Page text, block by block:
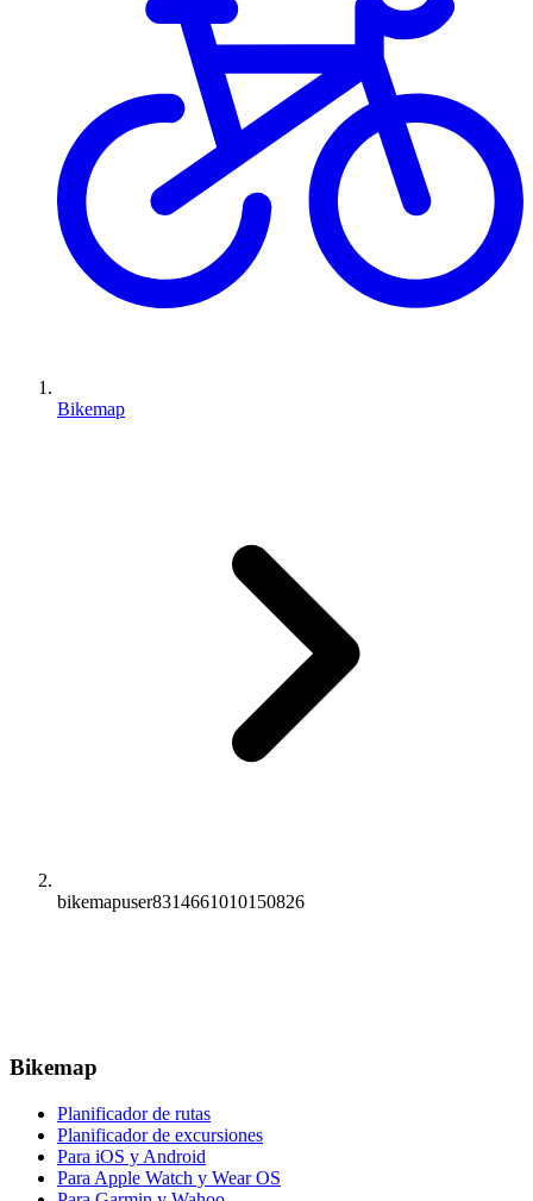
Bikemap
bikemapuser8314661010150826
Bikemap
Planificador de rutas
Planificador de excursiones
Para iOS y Android
Para Apple Watch y Wear OS